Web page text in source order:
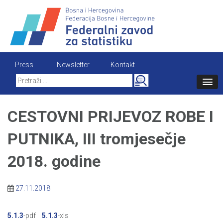
content
Press Newsletter
Kontakt
Search
for:
CESTOVNI PRIJEVOZ ROBE I
PUTNIKA, III tromjesečje
2018. godine
27.11.2018
5.1.3-pdf 5.1.3-xls